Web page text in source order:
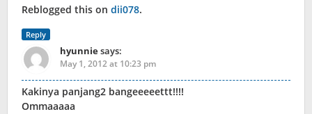
Reblogged this on dii078.
Reply
hyunniesays:
May 1, 2012 at 10:23 pm
Kakinya panjang2 bangeeeeettt!!!!
Ommaaaaa